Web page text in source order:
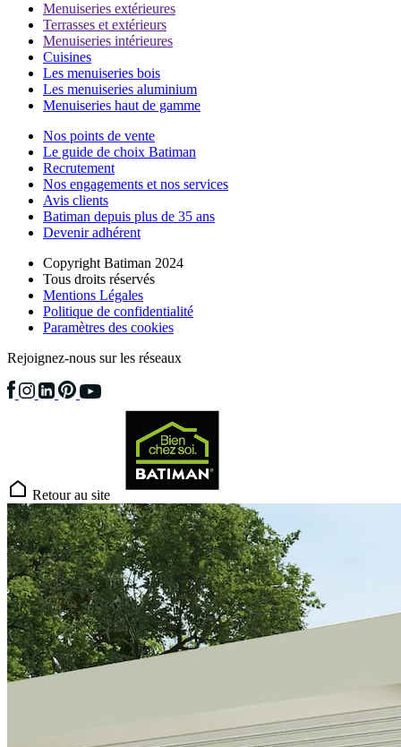
Menuiseries extérieures
Terrasses et extérieurs
Menuiseries intérieures
Cuisines
Les menuiseries bois
Les menuiseries aluminium
Menuiseries haut de gamme
Nos points de vente
Le guide de choix Batiman
Recrutement
Nos engagements et nos services
Avis clients
Batiman depuis plus de 35 ans
Devenir adhérent
Copyright Batiman 2024
Tous droits réservés
Mentions Légales
Politique de confidentialité
Paramètres des cookies
Rejoignez-nous sur les réseaux
Retour au site